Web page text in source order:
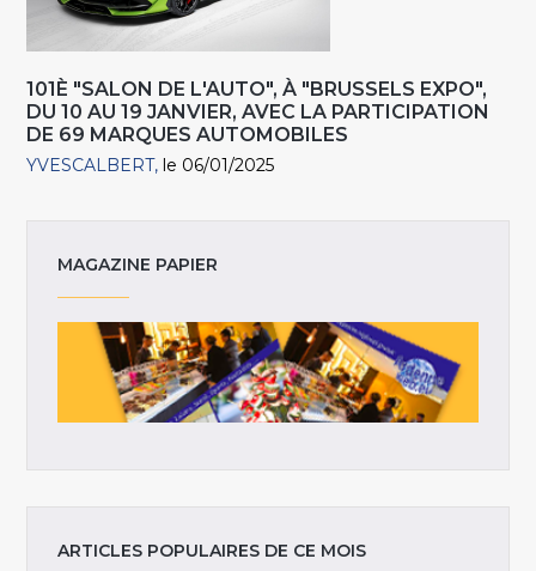
101È "SALON DE L'AUTO", À "BRUSSELS EXPO",
DU 10 AU 19 JANVIER, AVEC LA PARTICIPATION
DE 69 MARQUES AUTOMOBILES
YVESCALBERT le 06/01/2025
MAGAZINE PAPIER
ARTICLES POPULAIRES DE CE MOIS